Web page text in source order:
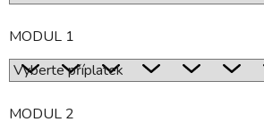
MODUL 1
MODUL 2